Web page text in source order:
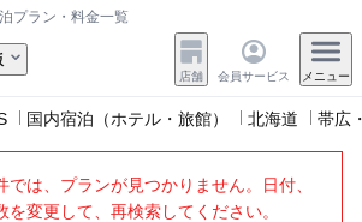
プラン・料金一覧
店舗 会員サービス メニュー
国内宿泊（ホテル・旅館） 北海道 帯広
では、プランが見つかりません。日付、
を変更して、再検索してください。